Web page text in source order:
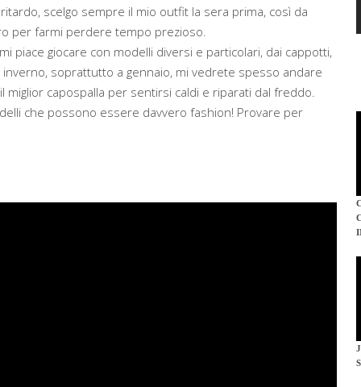
scelgo sempre il mio outfit la sera prima, così da
per farmi perdere tempo prezioso.
piace giocare con modelli diversi e particolari, dai cappotti,
inverno, soprattutto a gennaio, mi vedrete spesso andare
capospalla per sentirsi caldi e riparati dal freddo.
che possono essere davvero fashion! Provare per